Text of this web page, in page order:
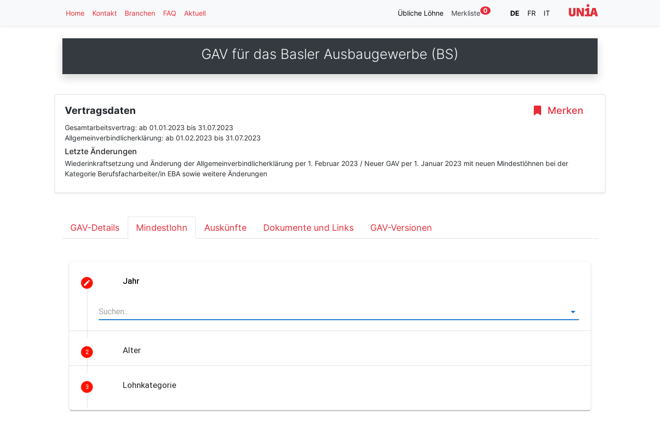
Home Kontakt Branchen FAQ Aktuell Übliche Löhne Merkliste 0 DE FR IT
GAV für das Basler Ausbaugewerbe (BS)
Merken
Vertragsdaten
Gesamtarbeitsvertrag: ab 01.01.2023 bis 31.07.2023
Allgemeinverbindlicherklärung: ab 01.02.2023 bis 31.07.2023
Letzte Änderungen
Wiederinkraftsetzung und Änderung der Allgemeinverbindlicherklärung per 1. Februar 2023 / Neuer GAV per 1. Januar 2023 mit neuen Mindestlöhnen bei der
Kategorie Berufsfacharbeiter/in EBA sowie weitere Änderungen
GAV-Details Mindestlohn Auskünfte Dokumente und Links GAV-Versionen
Jahr
2 Alter
3 Lohnkategorie